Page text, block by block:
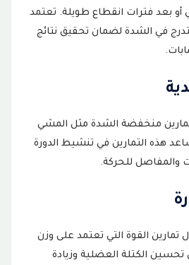
بعد فترات انقطاع طويلة. تعتمد
في الشدة لضمان تحقيق نتائج
بتمارين منخفضة الشدة مثل المشي
هذه التمارين في تنشيط الدورة
والمفاصل للحركة.
تمارين القوة التي تعتمد على وزن
الكتلة العضلية وزيادة